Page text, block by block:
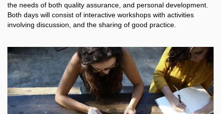
the needs of both quality assurance, and personal development.
Both days will consist of interactive workshops with activities
involving discussion, and the sharing of good practice.